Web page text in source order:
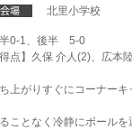
北里小学校
0-1、後半 5-0
得点】久保 介人(2)、広本
上がりすぐにコーナーキ
ことなく冷静にボールを